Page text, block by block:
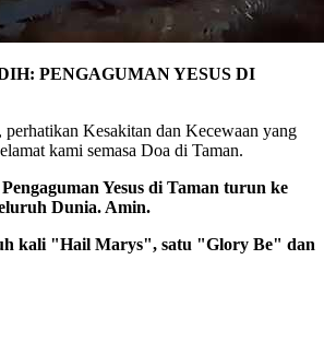
PENGAGUMAN YESUS DI
Kesakitan dan Kecewaan yang
kami semasa Doa di Taman.
Yesus di Taman turun ke
Dunia. Amin.
kali "Hail Marys", satu "Glory Be" dan